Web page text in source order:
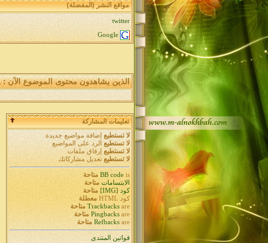
مواقع النشر (المفضلة)
twitter
Google
الذين يشاهدون محتوى الموضوع الآن : 1
تعليمات المشاركة
لا تستطيع إضافة مواضيع جديدة
لا تستطيع الرد على المواضيع
لا تستطيع إرفاق ملفات
لا تستطيع تعديل مشاركاتك
BB codeis
متاحة
الابتسامات متاحة
كود [IMG]
متاحة
كود HTML
معطلة
Trackbacksare
متاحة
Pingbacksare
متاحة
Refbacksare متاحة
قوانين المنتدى